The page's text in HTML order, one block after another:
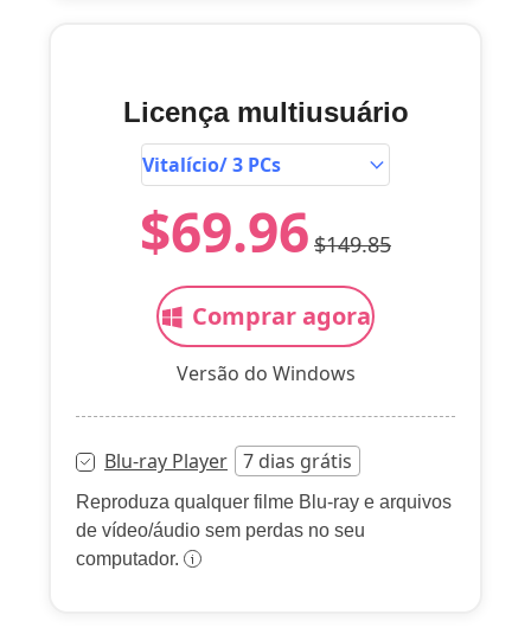
Licença multiusuário
$69.96 $149.85
Comprar agora
Versão do Windows
Blu-ray Player 7 dias grátis
Reproduza qualquer filme Blu-ray e arquivos
de vídeo/áudio sem perdas no seu
computador.